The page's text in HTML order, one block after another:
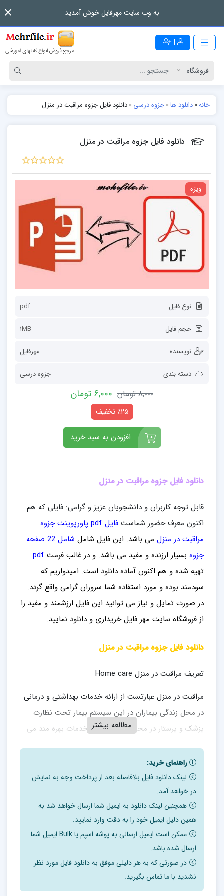
به وب سایت مهرفایل خوش آمدید
|
خانه»دانلود ها»جزوه درسی»دانلود فایل جزوه مراقبت در منزل
دانلود فایل جزوه مراقبت در منزل
ویژه
نوع فایل pdf
حجم فایل 1MB
نویسنده مهرفایل
دسته بندی جزوه درسی
8,000 تومان 6,000 تومان
٪25 تخفیف
افزودن به سبد خرید
دانلود فایل جزوه مراقبت در منزل
قابل توجه کاربران و دانشجویان عزیز و گرامی: فایلی که هم
اکنون معرف حضور شماست
فایل pdf پاورپوینت جزوه
مراقبت در منزل می باشد. این فایل شامل
شامل 22 صفحه
جزوه بسیار ارزنده و مفید می باشد. و در غالب فرمت pdf
تهیه شده و هم اکنون آماده دانلود است. امیدواریم که
سودمند بوده و مورد استفاده شما سروران گرامی واقع گردد.
در صورت تمایل و نیاز می توانید این فایل ارزشمند و مفید را
از فروشگاه سایت مهر فایل خریداری و دانلود نمایید.
دانلود فایل جزوه مراقبت در منزل
تعریف مراقبت در منزل Home care
مراقبت در منزل عبارتست از ارائه خدمات بهداشتی و درمانی
در محل زندگی بیماران در این سیستم بیمار تحت نظارت
پزشک و پرستار در محل زندگی خود از خدمات بهره مند می
مدیریت ارائه خدمات بنحوی که بیماران را در قسمتی یا تمام
زندگی شخصی توانمند گرداند که این امر با انجام خدمات
مراقبتی پیشگیرانه و حاد یا طولانی صورت می گیرد.
پرستار عضو کلیدی مراقبت در منزل
طیف وسیعی از کادر بهداشتی خدمات خود را در منزل ارایه
می دهند ولی پرستاران ستون اصلی سیستم ارایه دهنده این
خدمات را تشکیل می دهندو نقش عمده در هماهنگی و ارایه
خدمات بهداشتی در منزل را ایفا می کنند.
مطالعه بیشتر
راهنمای خرید:
لینک دانلود فایل بلافاصله بعد از پرداخت وجه به نمایش
در خواهد آمد.
همچنین لینک دانلود به ایمیل شما ارسال خواهد شد به
همین دلیل ایمیل خود را به دقت وارد نمایید.
ممکن است ایمیل ارسالی به پوشه اسپم یا Bulk ایمیل شما
ارسال شده باشد.
در صورتی که به هر دلیلی موفق به دانلود فایل مورد نظر
نشدید با ما تماس بگیرید.